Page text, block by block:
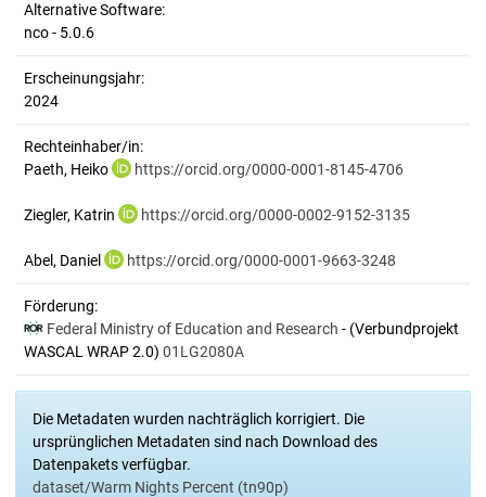
Alternative Software:
nco - 5.0.6
Erscheinungsjahr:
2024
Rechteinhaber/in:
Paeth, Heiko
https://orcid.org/0000-0001-8145-4706
Ziegler, Katrin https://orcid.org/0000-0002-9152-3135
Abel, Daniel https://orcid.org/0000-0001-9663-3248
Förderung:
Federal Ministry of Education and Research - (Verbundprojekt
WASCAL WRAP 2.0) 01LG2080A
Die Metadaten wurden nachträglich korrigiert. Die
ursprünglichen Metadaten sind nach Download des
Datenpakets verfügbar.
dataset/Warm Nights Percent (tn90p)